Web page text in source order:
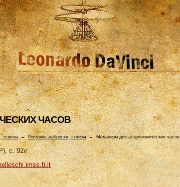
ЧАСОВ
эскизы →Рисунки, наброски, эскизы→Механизм для астрономических часов
c. 92v